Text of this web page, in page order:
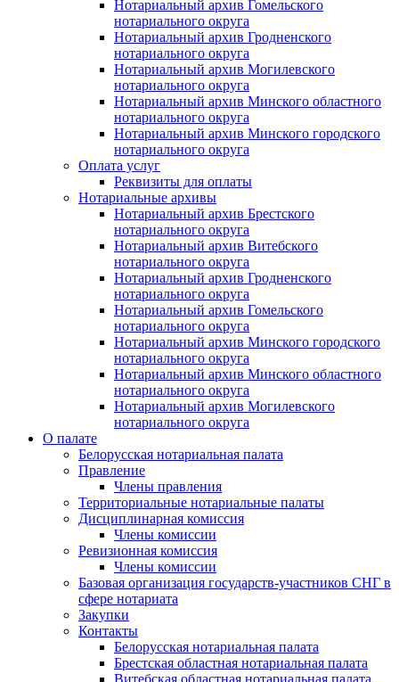
Нотариальный архив Гомельского
нотариального округа
Нотариальный архив Гродненского
нотариального округа
Нотариальный архив Могилевского
нотариального округа
Нотариальный архив Минского областного
нотариального округа
Нотариальный архив Минского городского
нотариального округа
Оплата услуг
Реквизиты для оплаты
Нотариальные архивы
Нотариальный архив Брестского
нотариального округа
Нотариальный архив Витебского
нотариального округа
Нотариальный архив Гродненского
нотариального округа
Нотариальный архив Гомельского
нотариального округа
Нотариальный архив Минского городского
нотариального округа
Нотариальный архив Минского областного
нотариального округа
Нотариальный архив Могилевского
нотариального округа
О палате
Белорусская нотариальная палата
Правление
Члены правления
Территориальные нотариальные палаты
Дисциплинарная комиссия
Члены комиссии
Ревизионная комиссия
Члены комиссии
Базовая организация государств-участников СНГ в
сфере нотариата
Закупки
Контакты
Белорусская нотариальная палата
Брестская областная нотариальная палата